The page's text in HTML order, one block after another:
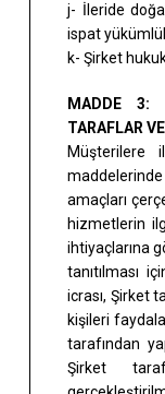
j- İleride
ispat
k- Şirket
MADDE 3:
TARAFLAR
Müşterilere
amaçları
hizmetlerin
ihtiyaçlarına
tanıtılması
icrası, Şirket
kişileri
tarafından
Şirket